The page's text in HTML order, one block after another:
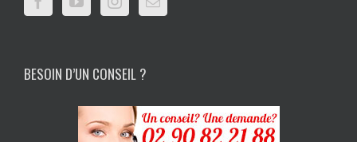
BESOIN D’UN CONSEIL ?